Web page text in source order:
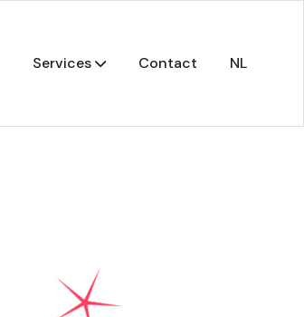
Services Contact NL